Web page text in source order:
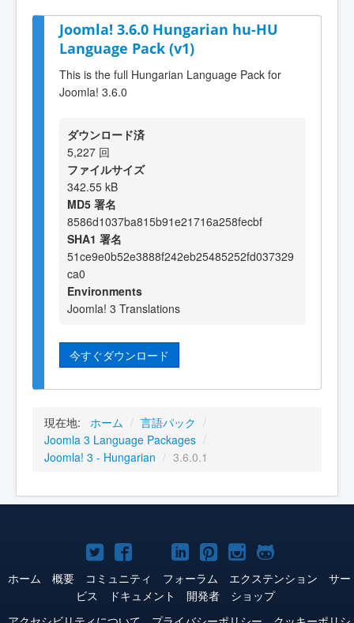
Joomla! 3.6.0 Hungarian hu-HU
Language Pack (v1)
This is the full Hungarian Language Pack for
Joomla! 3.6.0
ダウンロード済
5,227 回
ファイルサイズ
342.55 kB
MD5 署名
8586d1037ba815b91e21716a258fecbf
SHA1 署名
51ce9e0b52e3888f242eb25485252fd037329
ca0
Environments
Joomla! 3 Translations
今すぐダウンロード
現在地: ホーム / 言語パック /
Joomla 3 Language Packages /
Joomla! 3 - Hungarian / 3.6.0.1
Joomla!
Twitter
Joomla!
Facebook
Joomla!
YouTube
Joomla!
LinkedIn
Joomla!
Pinterest
Joomla!
Instagram
Joomla!
GitHub
ホーム 概要 コミュニティ フォーラム エクステンション
サー
ビス
ドキュメント 開発者
ショップ